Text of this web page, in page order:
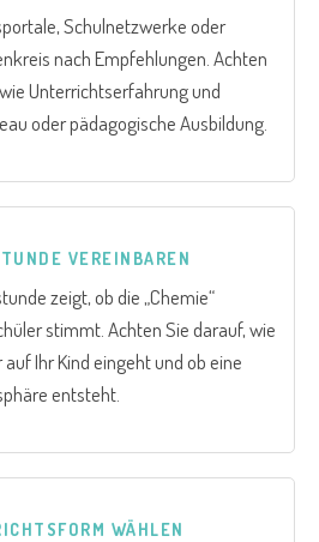
Schulnetzwerke oder
nach Empfehlungen. Achten
Unterrichtserfahrung und
oder pädagogische Ausbildung.
VEREINBAREN
zeigt, ob die „Chemie“
stimmt. Achten Sie darauf, wie
Ihr Kind eingeht und ob eine
entsteht.
WÄHLEN